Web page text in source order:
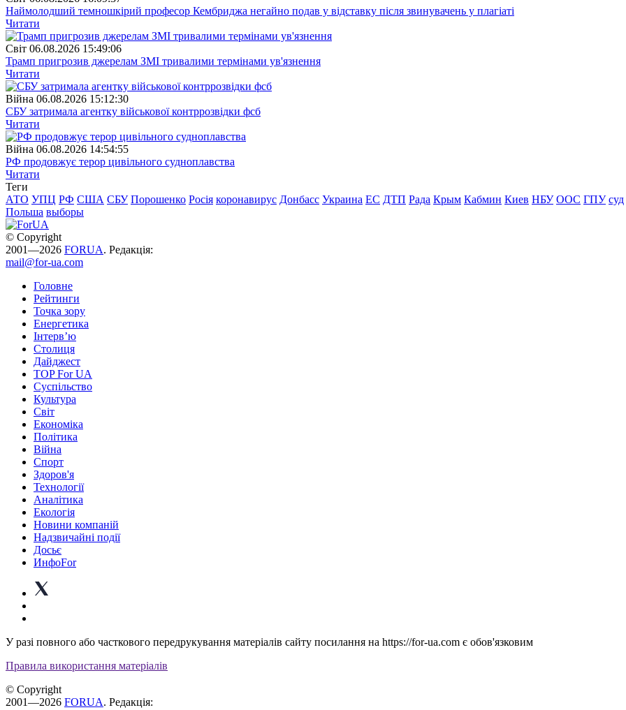
Наймолодший темношкірий професор Кембриджа негайно подав у відставку після звинувачень у плагіаті
Читати
Свiт 06.08.2026 15:49:06
Трамп пригрозив джерелам ЗМІ тривалими термінами ув'язнення
Читати
Війна 06.08.2026 15:12:30
СБУ затримала агентку військової контррозвідки фсб
Читати
Війна 06.08.2026 14:54:55
РФ продовжує терор цивільного судноплавства
Читати
Теги
АТО УПЦ РФ США СБУ Порошенко Росія коронавирус Донбасс Украина ЕС ДТП Рада Крым Кабмин Киев НБУ ООС ГПУ суд
Польша выборы
© Copyright
2001—2026 FORUA. Редакція:
mail@for-ua.com
Головне
Рейтинги
Точка зору
Енергетика
Інтерв’ю
Столиця
Дайджест
TOP For UA
Суспiльство
Культура
Світ
Економіка
Політика
Війна
Спорт
Здоров'я
Технології
Аналітика
Екологія
Новини компаній
Надзвичайні події
Досьє
ИнфоFor
У разі повного або часткового передрукування матеріалів сайту посилання на https://for-ua.com є обов'язковим
Правила використання матеріалів
© Copyright
2001—2026 FORUA. Редакція: